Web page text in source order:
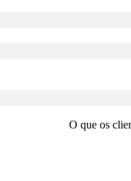
O que os